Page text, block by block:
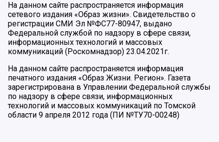
На данном сайте распространяется информация
сетевого издания «Образ жизни». Свидетельство о
регистрации СМИ Эл №ФС77-80947, выдано
Федеральной службой по надзору в сфере связи,
информационных технологий и массовых
коммуникаций (Роскомнадзор) 23.04.2021г.
На данном сайте распространяется информация
печатного издания «Образ Жизни. Регион». Газета
зарегистрирована в Управлении Федеральной службы
по надзору в сфере связи, информационных
технологий и массовых коммуникаций по Томской
области 9 апреля 2012 года (ПИ №ТУ70-00248)